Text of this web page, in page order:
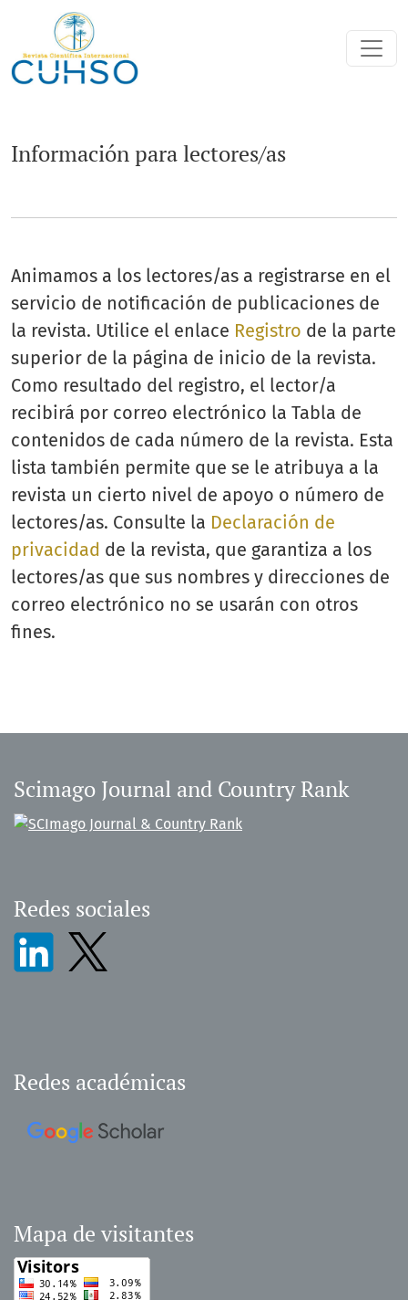
Información para lectores/as
Información para lectores/as
Animamos a los lectores/as a registrarse en el
servicio de notificación de publicaciones de
la revista. Utilice el enlace Registro de la parte
superior de la página de inicio de la revista.
Como resultado del registro, el lector/a
recibirá por correo electrónico la Tabla de
contenidos de cada número de la revista. Esta
lista también permite que se le atribuya a la
revista un cierto nivel de apoyo o número de
lectores/as. Consulte la Declaración de
privacidad de la revista, que garantiza a los
lectores/as que sus nombres y direcciones de
correo electrónico no se usarán con otros
fines.
Scimago Journal and Country Rank
Redes sociales
Redes académicas
Mapa de visitantes